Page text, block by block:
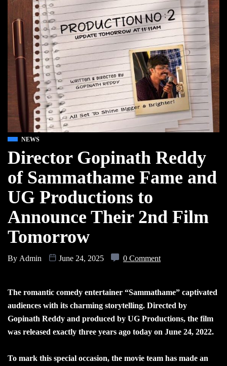
NEWS
Director Gopinath Reddy
of Sammathame Fame and
UG Productions to
Announce Their 2nd Film
Tomorrow
By Admin June 24, 2025 0 Comment
The romantic comedy entertainer “Sammathame” captivated
audiences with its charming storytelling. Directed by
Gopinath Reddy and produced by UG Productions, the film
was released exactly three years ago today on June 24, 2022.
To mark this special occasion, the movie team has made an